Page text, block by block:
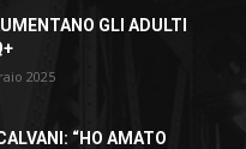
GLI ADULTI
2025
“HO AMATO